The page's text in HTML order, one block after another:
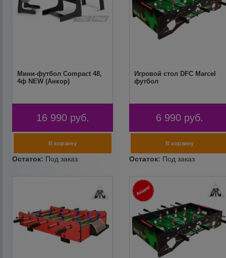
Мини-футбол Compact 48,
4ф NEW (Анкор)
16 990 руб.
Игровой стол DFC Marcel
футбол
6 990 руб.